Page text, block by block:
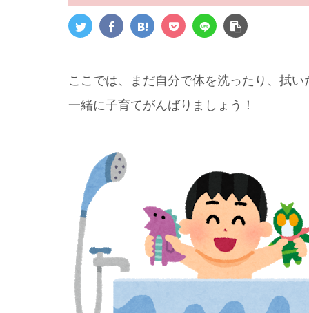
ここでは、まだ自分で体を洗ったり、拭
一緒に子育てがんばりましょう！